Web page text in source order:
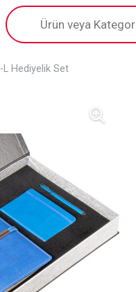
Products
search
Hediyelik Set